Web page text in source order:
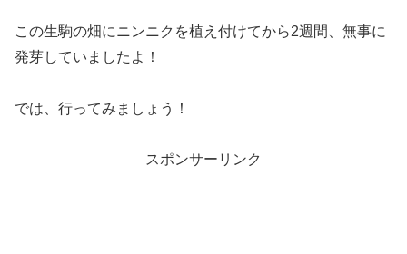
この生駒の畑にニンニクを植え付けてから2週間、無事に
発芽していましたよ！
では、行ってみましょう！
スポンサーリンク